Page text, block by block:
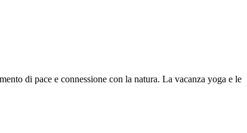
di pace e connessione con la natura. La vacanza yoga e le